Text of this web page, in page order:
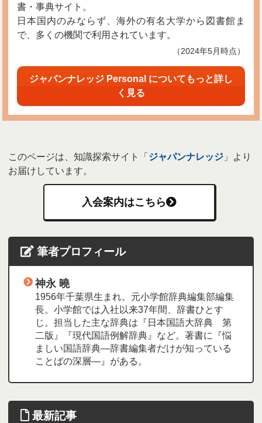
書・事典サイト。
日本国内のみならず、海外の有名大学から図書館ま
で、多くの機関で利用されています。
（2024年5月時点）
ジャパンナレッジ Personal についてもっと詳し
く見る
このページは、知識探索サイト「 ジャパンナレッジ 」より
お届けしています。
入会案内はこちら
筆者プロフィール
神永 曉
1956年千葉県生まれ。元小学館辞典編集部編集
長。小学館では入社以来37年間、辞書ひとす
じ。担当した主な辞典は『日本国語大辞典 第
二版』『現代国語例解辞典』など。著書に『悩
ましい国語辞典―辞書編集者だけが知っている
ことばの深層―』がある。
最新記事